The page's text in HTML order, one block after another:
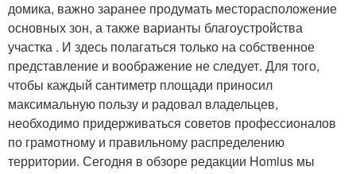
домика, важно заранее продумать месторасположение
основных зон, а также варианты благоустройства
участка . И здесь полагаться только на собственное
представление и воображение не следует. Для того,
чтобы каждый сантиметр площади приносил
максимальную пользу и радовал владельцев,
необходимо придерживаться советов профессионалов
по грамотному и правильному распределению
территории. Сегодня в обзоре редакции Homius мы